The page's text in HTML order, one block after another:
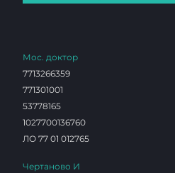
Мос. доктор
7713266359
771301001
53778165
1027700136760
ЛО 77 01 012765
Чертаново И